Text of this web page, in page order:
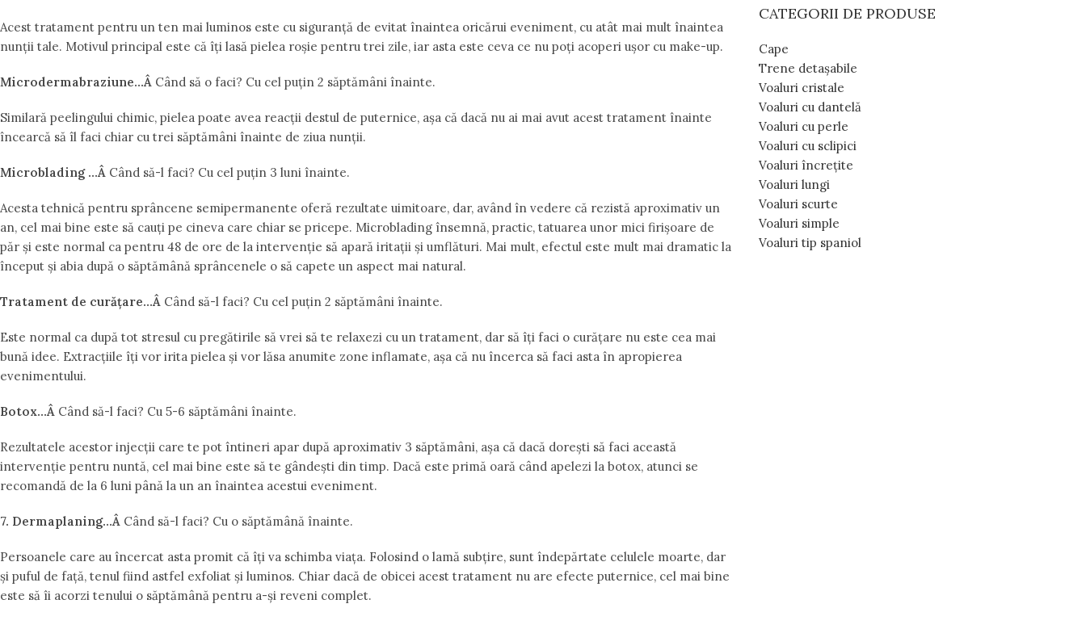
Acest tratament pentru un ten mai luminos este cu siguranță de evitat înaintea oricărui eveniment, cu atât mai mult înaintea
nunții tale. Motivul principal este că îți lasă pielea roșie pentru trei zile, iar asta este ceva ce nu poți acoperi ușor cu make-up.
Microdermabraziune…Â Când să o faci? Cu cel puțin 2 săptămâni înainte.
Similară peelingului chimic, pielea poate avea reacții destul de puternice, așa că dacă nu ai mai avut acest tratament înainte
încearcă să îl faci chiar cu trei săptămâni înainte de ziua nunții.
Microblading …Â Când să-l faci? Cu cel puțin 3 luni înainte.
Acesta tehnică pentru sprâncene semipermanente oferă rezultate uimitoare, dar, având în vedere că rezistă aproximativ un
an, cel mai bine este să cauți pe cineva care chiar se pricepe. Microblading însemnă, practic, tatuarea unor mici firișoare de
păr și este normal ca pentru 48 de ore de la intervenție să apară iritații și umflături. Mai mult, efectul este mult mai dramatic la
început și abia după o săptămână sprâncenele o să capete un aspect mai natural.
Tratament de curățare…Â Când să-l faci? Cu cel puțin 2 săptămâni înainte.
Este normal ca după tot stresul cu pregătirile să vrei să te relaxezi cu un tratament, dar să îți faci o curățare nu este cea mai
bună idee. Extracțiile îți vor irita pielea și vor lăsa anumite zone inflamate, așa că nu încerca să faci asta în apropierea
evenimentului.
Botox…Â Când să-l faci? Cu 5-6 săptămâni înainte.
Rezultatele acestor injecții care te pot întineri apar după aproximativ 3 săptămâni, așa că dacă dorești să faci această
intervenție pentru nuntă, cel mai bine este să te gândești din timp. Dacă este primă oară când apelezi la botox, atunci se
recomandă de la 6 luni până la un an înaintea acestui eveniment.
7. Dermaplaning…Â Când să-l faci? Cu o săptămână înainte.
Persoanele care au încercat asta promit că îți va schimba viața. Folosind o lamă subțire, sunt îndepărtate celulele moarte, dar
și puful de față, tenul fiind astfel exfoliat și luminos. Chiar dacă de obicei acest tratament nu are efecte puternice, cel mai bine
este să îi acorzi tenului o săptămână pentru a-și reveni complet.
CATEGORII DE PRODUSE
Cape
Trene detașabile
Voaluri cristale
Voaluri cu dantelă
Voaluri cu perle
Voaluri cu sclipici
Voaluri încrețite
Voaluri lungi
Voaluri scurte
Voaluri simple
Voaluri tip spaniol